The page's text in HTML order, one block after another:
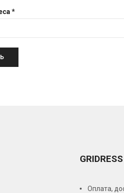
*Обов’язкове
GRIDRESS
Оплата,